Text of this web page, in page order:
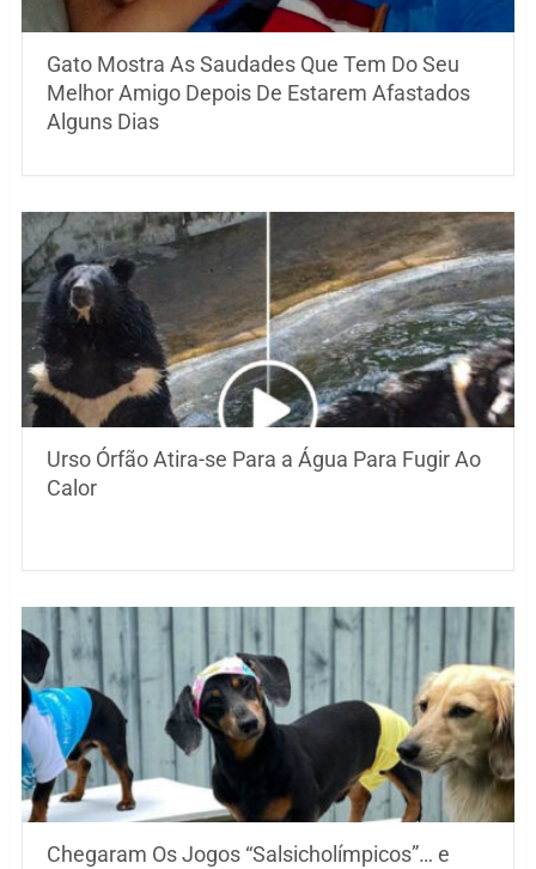
Gato Mostra As Saudades Que Tem Do Seu
Melhor Amigo Depois De Estarem Afastados
Alguns Dias
Urso Órfão Atira-se Para a Água Para Fugir Ao
Calor
Chegaram Os Jogos “Salsicholímpicos”… e